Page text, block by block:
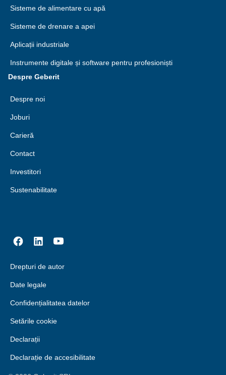
Sisteme de alimentare cu apă
Sisteme de drenare a apei
Aplicații industriale
Instrumente digitale și software pentru profesioniști
Despre Geberit
Despre noi
Joburi
Carieră
Contact
Investitori
Sustenabilitate
Drepturi de autor
Date legale
Confidențialitatea datelor
Setările cookie
Declarații
Declarație de accesibilitate